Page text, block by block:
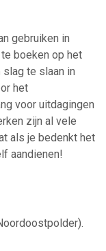
gebruiken in
boeken op het
te slaan in
het
voor uitdagingen
zijn al vele
als je bedenkt het
aandienen!